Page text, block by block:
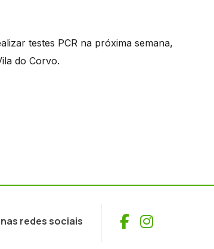
testes PCR na próxima semana,
do Corvo.
redes sociais Facebook
Instagram